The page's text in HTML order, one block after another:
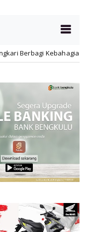
Bersama Anak Panti